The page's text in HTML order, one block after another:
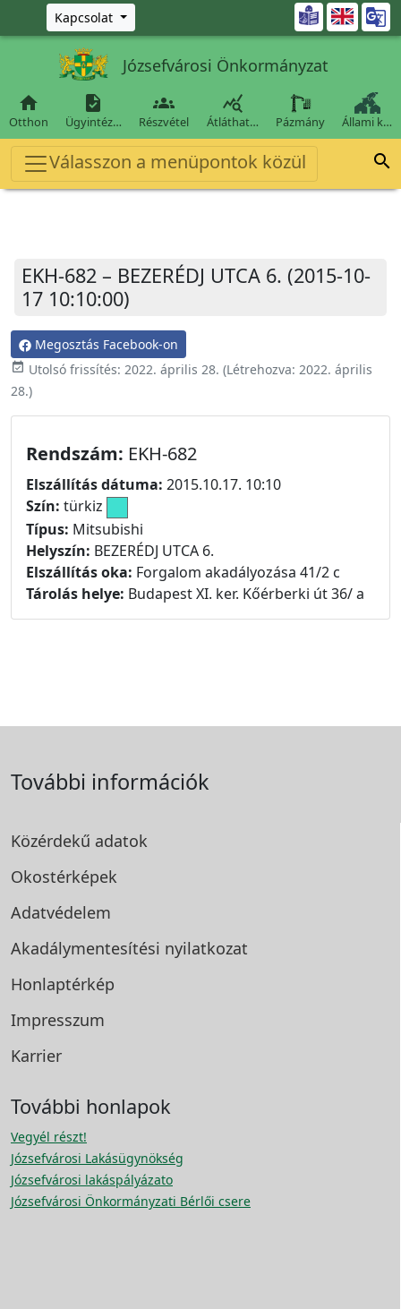
Ugrás a fő tartalomra
Kapcsolat 
Józsefvárosi Önkormányzat

Otthon

Ügyintéz…

Részvétel

Átláthat… Pázmány Állami k…
Válasszon a menüpontok közül 
EKH-682 – BEZERÉDJ UTCA 6. (2015-10-
17 10:10:00)
Megosztás Facebook-on
event_available Utolsó frissítés: 2022. április 28. (Létrehozva: 2022. április
28.)
Rendszám: EKH-682
Elszállítás dátuma: 2015.10.17. 10:10
Szín: türkiz
Típus: Mitsubishi
Helyszín: BEZERÉDJ UTCA 6.
Elszállítás oka: Forgalom akadályozása 41/2 c
Tárolás helye: Budapest XI. ker. Kőérberki út 36/ a
További információk
Közérdekű adatok
Okostérképek
Adatvédelem
Akadálymentesítési nyilatkozat
Honlaptérkép
Impresszum
Karrier
További honlapok
Vegyél részt!
Józsefvárosi Lakásügynökség
Józsefvárosi lakáspályázato
Józsefvárosi Önkormányzati Bérlői csere